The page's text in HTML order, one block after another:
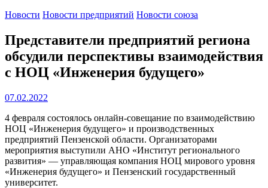
Новости Новости предприятий Новости союза
Представители предприятий региона
обсудили перспективы взаимодействия
с НОЦ «Инженерия будущего»
07.02.2022
4 февраля состоялось онлайн-совещание по взаимодействию
НОЦ «Инженерия будущего» и производственных
предприятий Пензенской области. Организаторами
мероприятия выступили АНО «Институт регионального
развития» — управляющая компания НОЦ мирового уровня
«Инженерия будущего» и Пензенский государственный
университет.